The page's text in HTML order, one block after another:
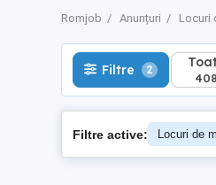
Romjob Anunțuri Locuri
Filtre 2
408
Filtre active: Locuri de